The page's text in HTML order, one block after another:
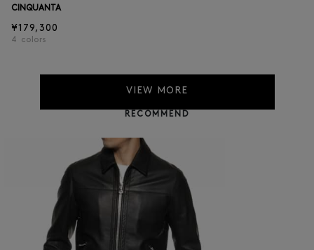
CINQUANTA
¥179,300
4 colors
VIEW MORE
RECOMMEND